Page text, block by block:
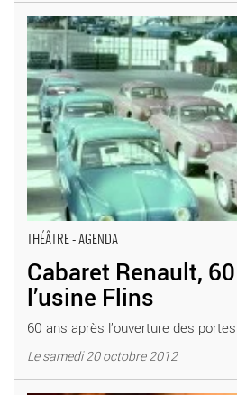
THÉÂTRE - AGENDA
Cabaret Renault,
l’usine Flins
60 ans après l’ouverture des
Le samedi 20 octobre 2012
Aubergenville. La Nacelle